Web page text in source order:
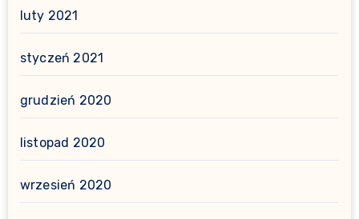
luty 2021
styczeń 2021
grudzień 2020
listopad 2020
wrzesień 2020